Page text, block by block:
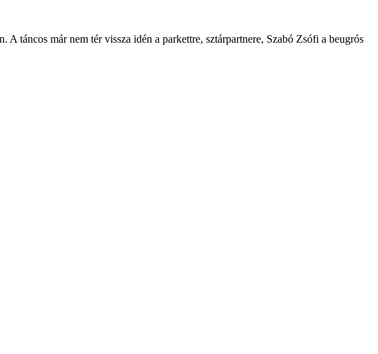
táncos már nem tér vissza idén a parkettre, sztárpartnere, Szabó Zsófi a beugrós